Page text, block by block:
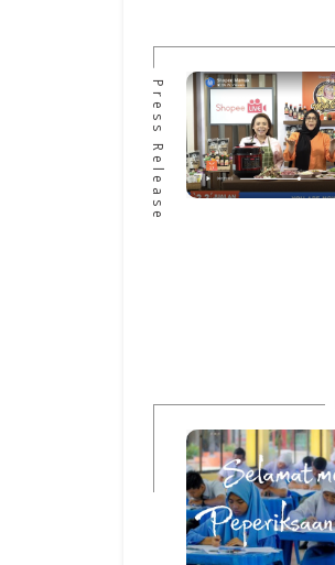
Press Release